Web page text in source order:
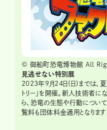
© 御船町恐竜博物館 All
見逃せない特別展
2023年9月24日(日)までは、夏
トリー」を開催。新人技術者に
ら、恐竜の生態や行動につい
覧料も団体料金適用となります。